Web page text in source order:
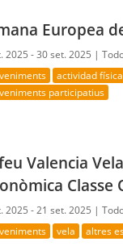
Europea
2025 - 30 set. 2025 |
actividad física
participatius
Valencia
Classe
2025 - 21 set. 2025 |
vela altres